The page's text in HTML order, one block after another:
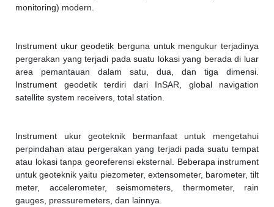
monitoring) modern.
Instrument ukur geodetik berguna untuk mengukur terjadinya
pergerakan yang terjadi pada suatu lokasi yang berada di luar
area pemantauan dalam satu, dua, dan tiga dimensi.
Instrument geodetik terdiri dari InSAR, global navigation
satellite system receivers, total station.
Instrument ukur geoteknik bermanfaat untuk mengetahui
perpindahan atau pergerakan yang terjadi pada suatu tempat
atau lokasi tanpa georeferensi eksternal. Beberapa instrument
untuk geoteknik yaitu piezometer, extensometer, barometer, tilt
meter, accelerometer, seismometers, thermometer, rain
gauges, pressuremeters, dan lainnya.